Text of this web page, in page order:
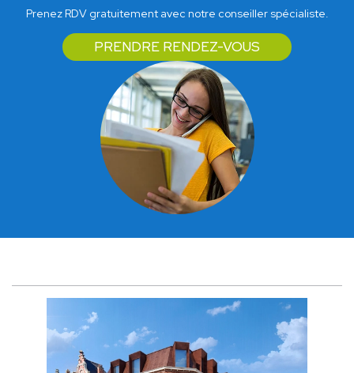
Prenez RDV gratuitement avec notre conseiller spécialiste.
PRENDRE RENDEZ-VOUS